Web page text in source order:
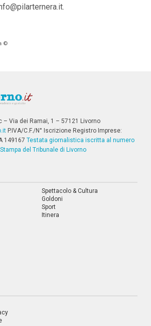
.
©
– Via dei Ramai, 1 – 57121 Livorno
P.IVA/C.F./N° Iscrizione Registro Imprese:
149167 Testata giornalistica iscritta al numero
del Tribunale di Livorno
Spettacolo & Cultura
Goldoni
Sport
Itinera